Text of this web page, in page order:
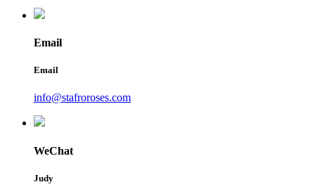
Email
Email
info@stafroroses.com
WeChat
Judy